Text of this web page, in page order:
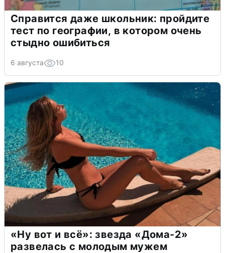
Справится даже школьник: пройдите
тест по географии, в котором очень
стыдно ошибиться
6 августа 10
«Ну вот и всё»: звезда «Дома-2»
развелась с молодым мужем